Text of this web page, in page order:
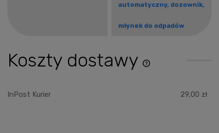
automatyczny, dozownik,
młynek do odpadów
Koszty dostawy
Cena nie zawiera
płatności
InPost Kurier 29,00 zł